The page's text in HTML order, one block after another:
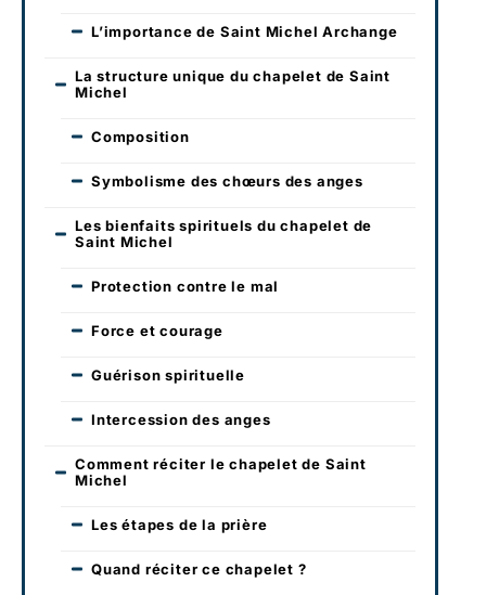
L’importance de Saint Michel Archange
La structure unique du chapelet de Saint
Michel
Composition
Symbolisme des chœurs des anges
Les bienfaits spirituels du chapelet de
Saint Michel
Protection contre le mal
Force et courage
Guérison spirituelle
Intercession des anges
Comment réciter le chapelet de Saint
Michel
Les étapes de la prière
Quand réciter ce chapelet ?